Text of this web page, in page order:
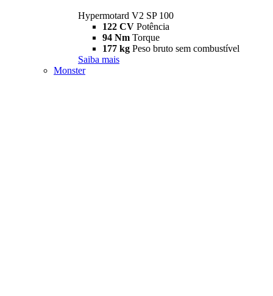
Hypermotard V2 SP 100
122 CV Potência
94 Nm Torque
177 kg Peso bruto sem combustível
Saiba mais
Monster